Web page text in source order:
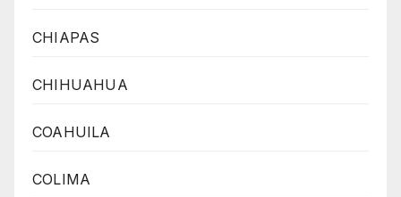
CHIAPAS
CHIHUAHUA
COAHUILA
COLIMA